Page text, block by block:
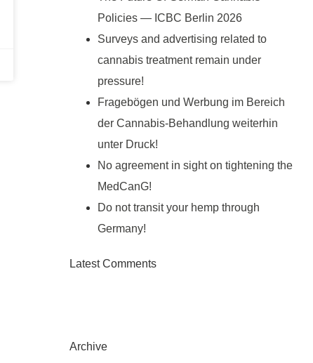
Policies — ICBC Berlin 2026
Surveys and advertising related to
cannabis treatment remain under
pressure!
Fragebögen und Werbung im Bereich
der Cannabis-Behandlung weiterhin
unter Druck!
No agreement in sight on tightening the
MedCanG!
Do not transit your hemp through
Germany!
Latest Comments
Archive